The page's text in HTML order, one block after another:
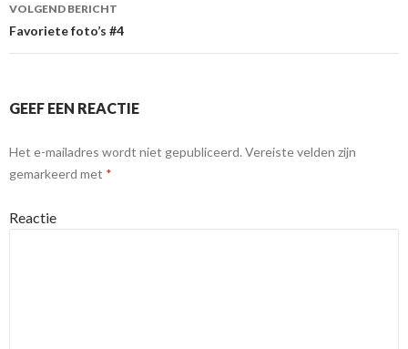
VOLGEND BERICHT
Favoriete foto’s #4
GEEF EEN REACTIE
Het e-mailadres wordt niet gepubliceerd. Vereiste velden zijn
gemarkeerd met *
Reactie